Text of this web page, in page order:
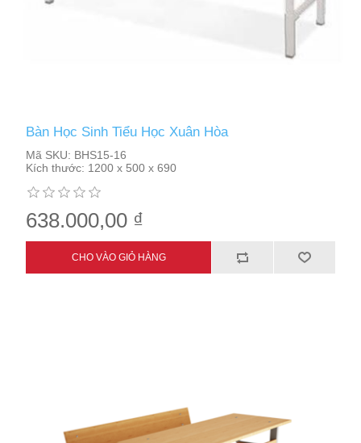
Bàn Học Sinh Tiểu Học Xuân Hòa
Mã SKU: BHS15-16
Kích thước: 1200 x 500 x 690
638.000,00 ₫